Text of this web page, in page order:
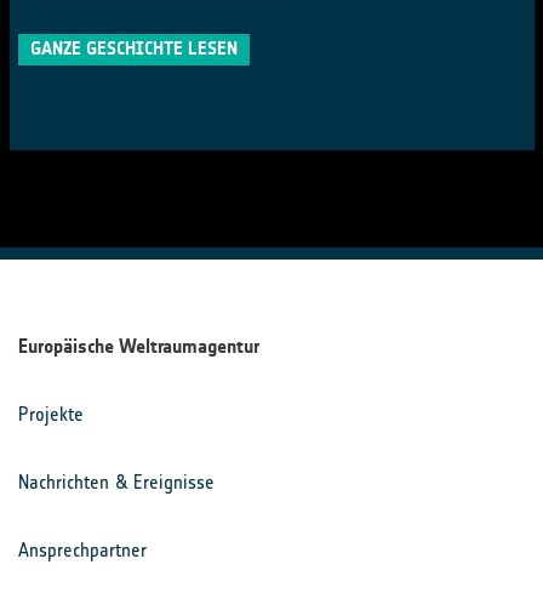
GANZE GESCHICHTE LESEN
Europäische Weltraumagentur
Projekte
Nachrichten & Ereignisse
Ansprechpartner